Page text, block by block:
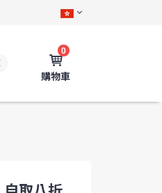
0
購物車